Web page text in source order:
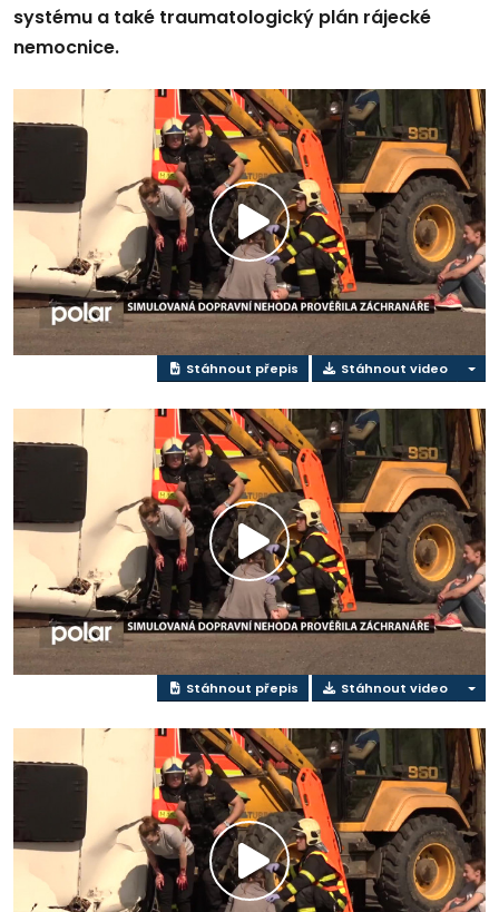
systému a také traumatologický plán rájecké
nemocnice.
Přehrát
video
Stáhnout přepis Stáhnout video
Přehrát
video
Stáhnout přepis Stáhnout video
Přehrát